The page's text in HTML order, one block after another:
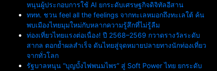
หนุนผู้ประกอบการใช้ AI ยกระดับเศรษฐกิจดิจิทัลอีสาน
ททท. ชวน feel all the feelings จากทะเลหมอกถึงทะเลใต้ ค้น
พบเมืองไทยมุมใหม่กับหลากความรู้สึกที่ไม่รู้ลืม
ท่องเที่ยวไทยแรงต่อเนื่อง! ปี 2568–2569 กวาดรางวัลระดับ
สากล ตอกย้ำผลสำเร็จ ดันไทยสู่จุดหมายปลายทางนักท่องเที่ยว
จากทั่วโลก
รัฐบาลหนุน “บุญบั้งไฟพนมไพร” สู่ Soft Power ไทย ยกระดับ